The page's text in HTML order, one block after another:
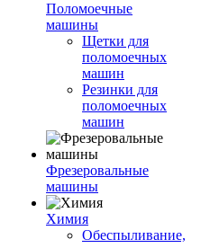
Поломоечные
машины
Щетки для
поломоечных
машин
Резинки для
поломоечных
машин
Фрезеровальные
машины
Химия
Обеспыливание,